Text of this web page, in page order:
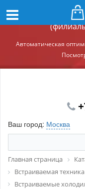
Автоматическая
Ваш город: Москва
Главная страница
Встраиваемая
Встраиваемые